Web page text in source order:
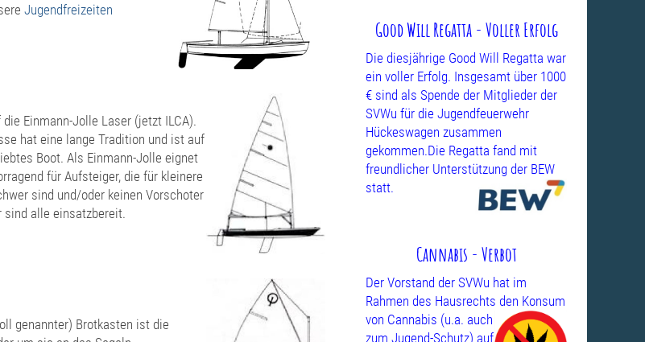
Jugendfreizeiten
Einmann-Jolle Laser (jetzt ILCA).
hat eine lange Tradition und ist auf
Boot. Als Einmann-Jolle eignet
für Aufsteiger, die für kleinere
sind und/oder keinen Vorschoter
sind alle einsatzbereit.
genannter) Brotkasten ist die
Good Will Regatta - Voller Erfolg
Die diesjährige Good Will Regatta war
ein voller Erfolg. Insgesamt über 1000
€ sind als Spende der Mitglieder der
SVWu für die Jugendfeuerwehr
Hückeswagen zusammen
gekommen.Die Regatta fand mit
freundlicher Unterstützung der BEW
statt.
Cannabis - Verbot
Der Vorstand der SVWu hat im
Rahmen des Hausrechts den Konsum
von Cannabis (u.a. auch
zum Jugend-Schutz) auf